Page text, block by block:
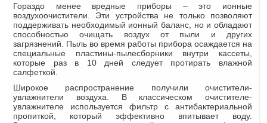
Гораздо менее вредные приборы – это ионные
воздухоочистители. Эти устройства не только позволяют
поддерживать необходимый ионный баланс, но и обладают
способностью очищать воздух от пыли и других
загрязнений. Пыль во время работы прибора осаждается на
специальные пластины-пылесборники внутри кассеты,
которые раз в 10 дней следует протирать влажной
салфеткой.
Широкое распространение получили очистители-
увлажнители воздуха. В классическом очистителе-
увлажнителе используется фильтр с антибактериальной
пропиткой, который эффективно впитывает воду.